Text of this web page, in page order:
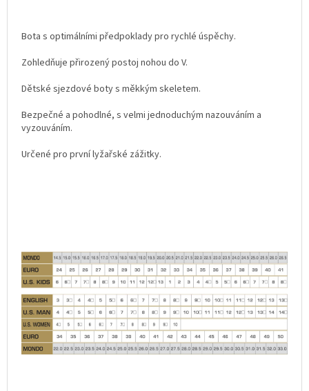
Bota s optimálními předpoklady pro rychlé úspěchy.
Zohledňuje přirozený postoj nohou do V.
Dětské sjezdové boty s měkkým skeletem.
Bezpečné a pohodlné, s velmi jednoduchým nazouváním a
vyzouváním.
Určené pro první lyžařské zážitky.